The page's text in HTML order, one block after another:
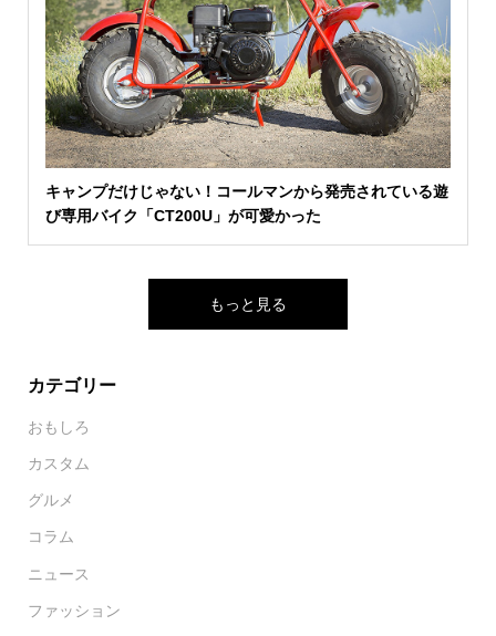
キャンプだけじゃない！コールマンから発売されている遊
び専用バイク「CT200U」が可愛かった
もっと見る
カテゴリー
おもしろ
カスタム
グルメ
コラム
ニュース
ファッション